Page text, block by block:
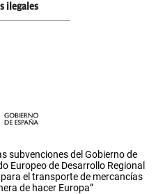
ilegales
subvenciones del Gobierno de
Europeo de Desarrollo Regional
el transporte de mercancías
de hacer Europa”